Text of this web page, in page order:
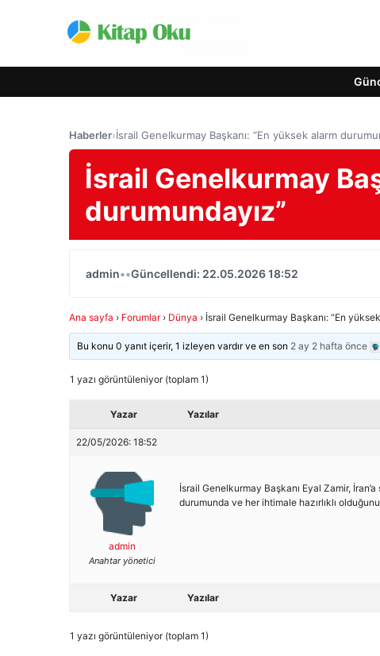
Haberler›İsrail Genelkurmay Başkanı: “En yüksek alarm
İsrail Genelkurmay
durumundayız”
admin••Güncellendi: 22.05.2026 18:52
Ana sayfa › Forumlar › Dünya › İsrail Genelkurmay Başkanı: “En
Bu konu 0 yanıt içerir, 1 izleyen vardır ve en son 2 ay 2 hafta önce
1 yazı görüntüleniyor (toplam 1)
Yazar Yazılar
22/05/2026: 18:52
admin
Anahtar yönetici
İsrail Genelkurmay Başkanı Eyal Zamir,
durumunda ve her ihtimale hazırlıklı
Yazar Yazılar
1 yazı görüntüleniyor (toplam 1)